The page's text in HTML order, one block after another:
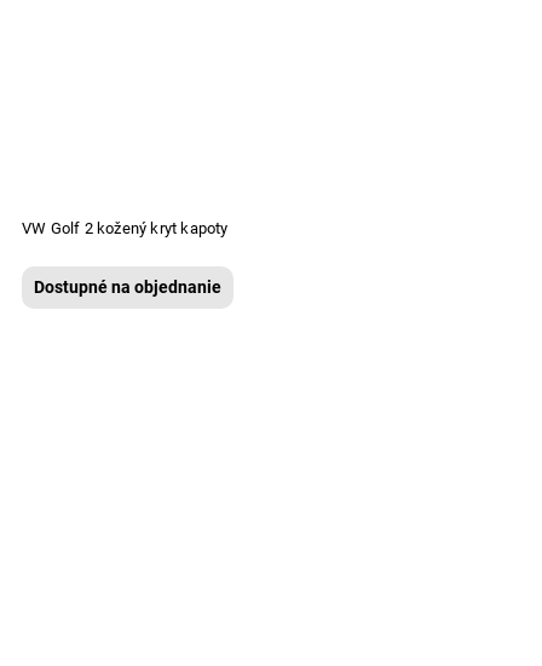
VW Golf 2 kožený kryt kapoty
Dostupné na objednanie